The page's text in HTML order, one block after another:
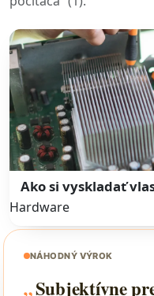
Ako si vyskladať
Hardware